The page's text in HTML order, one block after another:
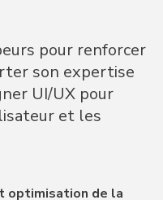
pour renforcer
son expertise
UI/UX pour
et les
optimisation de la